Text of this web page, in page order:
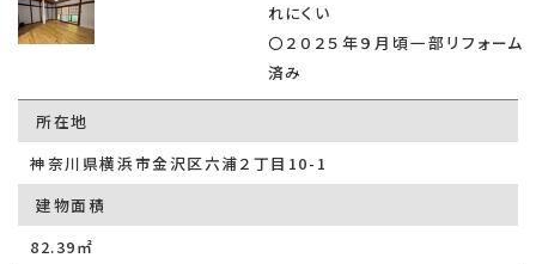
れにくい
〇２０２５年９月頃一部リフォーム
済み
所在地
神奈川県横浜市金沢区六浦２丁目10-1
建物面積
82.39㎡